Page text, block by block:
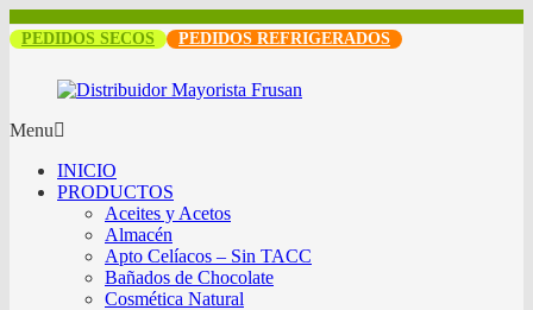
PEDIDOS SECOS PEDIDOS REFRIGERADOS
Menu
INICIO
PRODUCTOS
Aceites y Acetos
Almacén
Apto Celíacos – Sin TACC
Bañados de Chocolate
Cosmética Natural